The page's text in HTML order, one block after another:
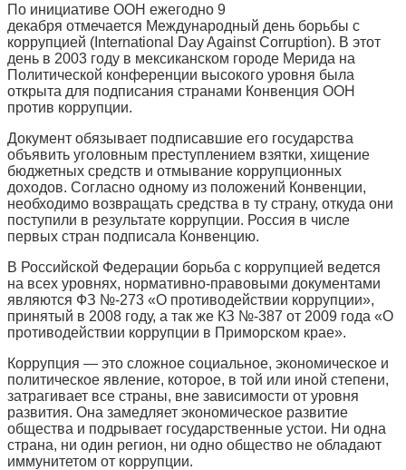
По инициативе ООН ежегодно 9
декабря отмечается Международный день борьбы с
коррупцией (International Day Against Corruption). В этот
день в 2003 году в мексиканском городе Мерида на
Политической конференции высокого уровня была
открыта для подписания странами Конвенция ООН
против коррупции.
Документ обязывает подписавшие его государства
объявить уголовным преступлением взятки, хищение
бюджетных средств и отмывание коррупционных
доходов. Согласно одному из положений Конвенции,
необходимо возвращать средства в ту страну, откуда они
поступили в результате коррупции. Россия в числе
первых стран подписала Конвенцию.
В Российской Федерации борьба с коррупцией ведется
на всех уровнях, нормативно-правовыми документами
являются ФЗ №-273 «О противодействии коррупции»,
принятый в 2008 году, а так же КЗ №-387 от 2009 года «О
противодействии коррупции в Приморском крае».
Коррупция — это сложное социальное, экономическое и
политическое явление, которое, в той или иной степени,
затрагивает все страны, вне зависимости от уровня
развития. Она замедляет экономическое развитие
общества и подрывает государственные устои. Ни одна
страна, ни один регион, ни одно общество не обладают
иммунитетом от коррупции.